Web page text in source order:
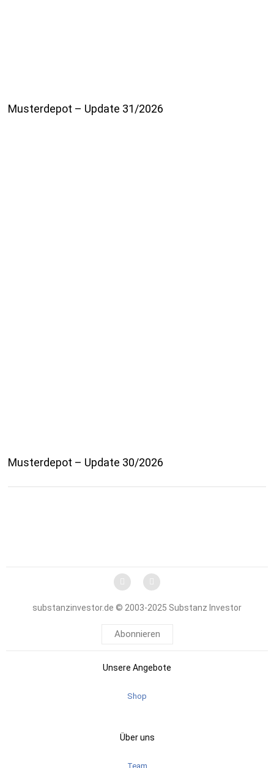
Musterdepot – Update 31/2026
Musterdepot – Update 30/2026
substanzinvestor.de © 2003-2025 Substanz Investor
Abonnieren
Unsere Angebote
Shop
Über uns
Team